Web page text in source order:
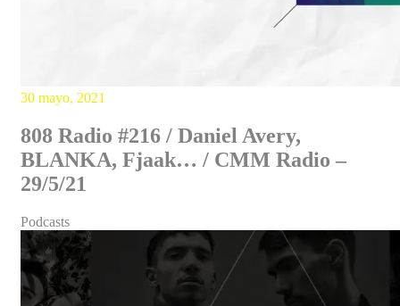
30 mayo, 2021
808 Radio #216 / Daniel Avery,
BLANKA, Fjaak… / CMM Radio –
29/5/21
Podcasts